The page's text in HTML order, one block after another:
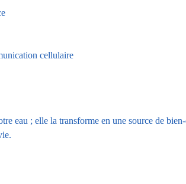
cellulaire
eau ; elle la transforme en une source de